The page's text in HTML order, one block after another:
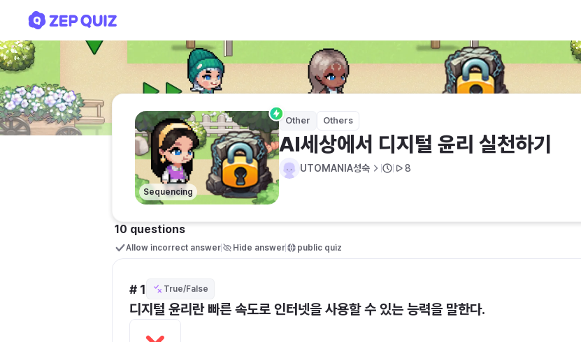
Sequencing
Other Others
AI세상에서 디지털 윤리 실천하기
UTOMANIA성숙 8
10 questions
Allow incorrect answer Hide answer public quiz
# 1 True/False
디지털 윤리란 빠른 속도로 인터넷을 사용할 수 있는 능력을 말한다.